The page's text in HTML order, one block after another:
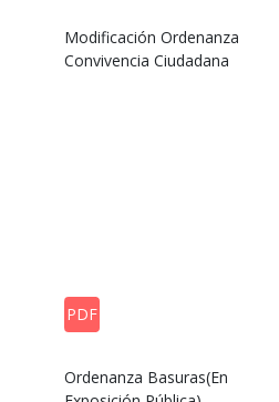
Modificación Ordenanza
Convivencia Ciudadana
PDF
Ordenanza Basuras(En